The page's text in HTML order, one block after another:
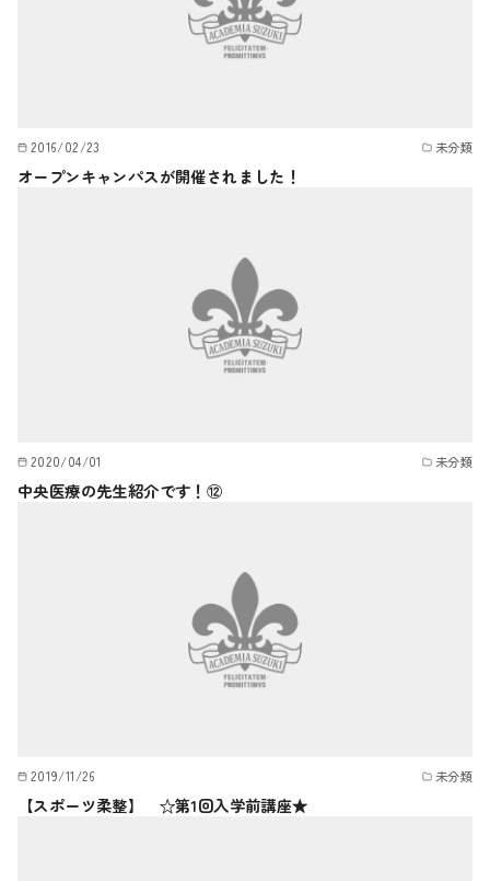
2016/02/23 未分類
オープンキャンパスが開催されました！
2020/04/01 未分類
中央医療の先生紹介です！⑫
2019/11/26 未分類
【スポーツ柔整】 ☆第1回入学前講座★